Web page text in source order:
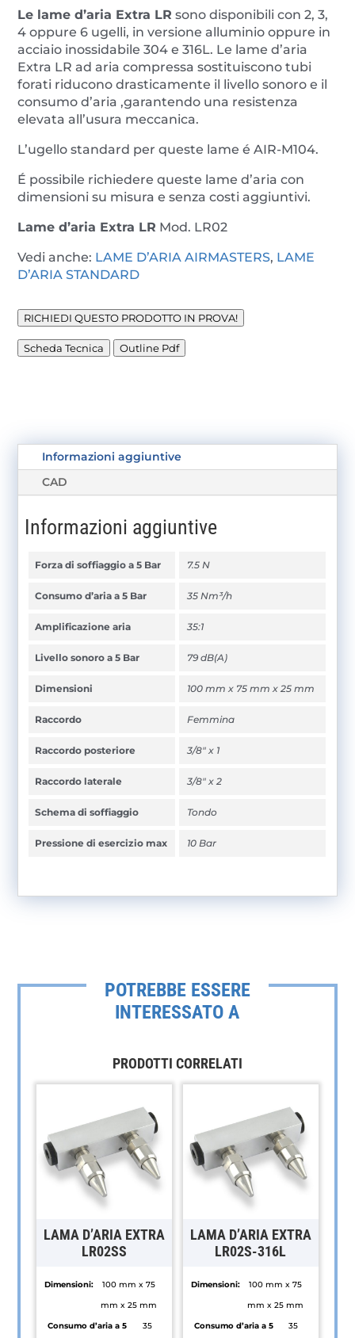
Le lame d’aria Extra LR sono disponibili con 2, 3,
4 oppure 6 ugelli, in versione alluminio oppure in
acciaio inossidabile 304 e 316L. Le lame d’aria
Extra LR ad aria compressa sostituiscono tubi
forati riducono drasticamente il livello sonoro e il
consumo d’aria ,garantendo una resistenza
elevata all’usura meccanica.
L’ugello standard per queste lame é AIR-M104.
É possibile richiedere queste lame d’aria con
dimensioni su misura e senza costi aggiuntivi.
Lame d’aria Extra LR Mod. LR02
Vedi anche: LAME D’ARIA AIRMASTERS, LAME
D’ARIA STANDARD
RICHIEDI QUESTO PRODOTTO IN PROVA!
Scheda Tecnica Outline Pdf
Informazioni aggiuntive
CAD
Informazioni aggiuntive
Forza di soffiaggio a 5 Bar 7.5 N
Consumo d’aria a 5 Bar 35 Nm³/h
Amplificazione aria 35:1
Livello sonoro a 5 Bar 79 dB(A)
Dimensioni 100 mm x 75 mm x 25 mm
Raccordo Femmina
Raccordo posteriore 3/8" x 1
Raccordo laterale 3/8" x 2
Schema di soffiaggio Tondo
Pressione di esercizio max 10 Bar
POTREBBE ESSERE
INTERESSATO A
PRODOTTI CORRELATI
LAMA D’ARIA EXTRA
LR02SS
Dimensioni:
100 mm x 75
mm x 25 mm
Consumo d’aria a 5
35
LAMA D’ARIA EXTRA
LR02S-316L
Dimensioni:
100 mm x 75
mm x 25 mm
Consumo d’aria a 5
35